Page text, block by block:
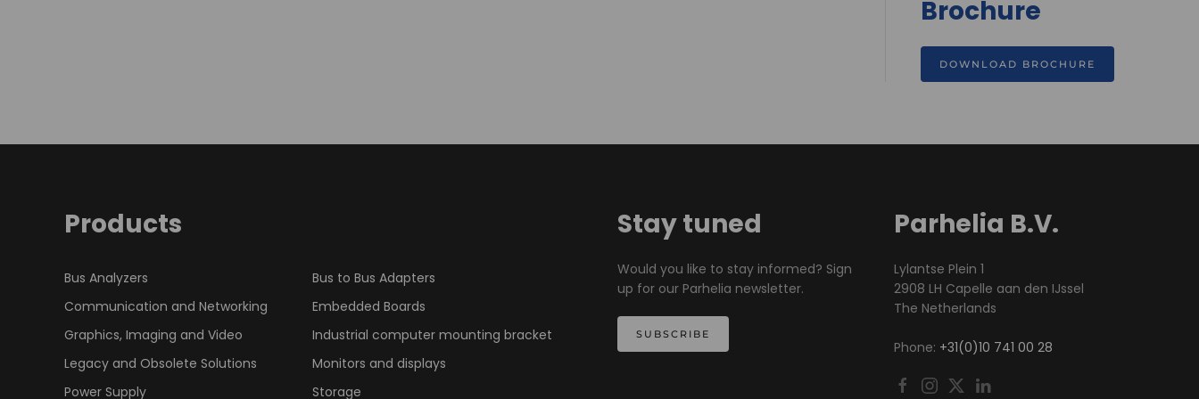
Brochure
DOWNLOAD BROCHURE
Products
Bus Analyzers
Bus to Bus Adapters
Communication and Networking
Embedded Boards
Graphics, Imaging and Video
Industrial computer mounting bracket
Legacy and Obsolete Solutions
Monitors and displays
Power Supply
Storage
Stay tuned
Would you like to stay informed? Sign
up for our Parhelia newsletter.
SUBSCRIBE
Parhelia B.V.
Lylantse Plein 1
2908 LH Capelle aan den IJssel
The Netherlands
Phone: +31(0)10 741 00 28